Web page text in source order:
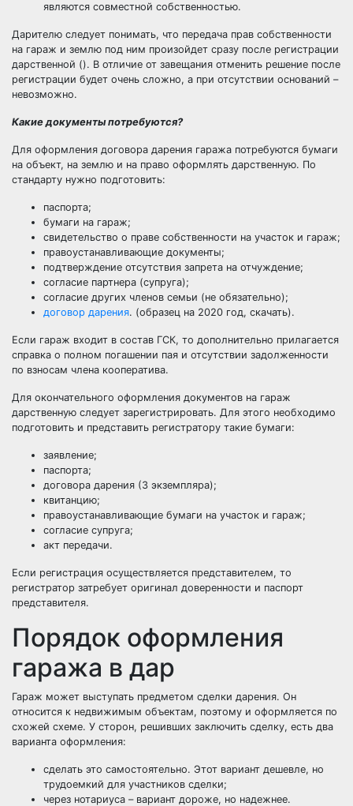
являются совместной собственностью.
Дарителю следует понимать, что передача прав собственности
на гараж и землю под ним произойдет сразу после регистрации
дарственной (). В отличие от завещания отменить решение после
регистрации будет очень сложно, а при отсутствии оснований –
невозможно.
Какие документы потребуются?
Для оформления договора дарения гаража потребуются бумаги
на объект, на землю и на право оформлять дарственную. По
стандарту нужно подготовить:
паспорта;
бумаги на гараж;
свидетельство о праве собственности на участок и гараж;
правоустанавливающие документы;
подтверждение отсутствия запрета на отчуждение;
согласие партнера (супруга);
согласие других членов семьи (не обязательно);
договор дарения. (образец на 2020 год, скачать).
Если гараж входит в состав ГСК, то дополнительно прилагается
справка о полном погашении пая и отсутствии задолженности
по взносам члена кооператива.
Для окончательного оформления документов на гараж
дарственную следует зарегистрировать. Для этого необходимо
подготовить и представить регистратору такие бумаги:
заявление;
паспорта;
договора дарения (3 экземпляра);
квитанцию;
правоустанавливающие бумаги на участок и гараж;
согласие супруга;
акт передачи.
Если регистрация осуществляется представителем, то
регистратор затребует оригинал доверенности и паспорт
представителя.
Порядок оформления
гаража в дар
Гараж может выступать предметом сделки дарения. Он
относится к недвижимым объектам, поэтому и оформляется по
схожей схеме. У сторон, решивших заключить сделку, есть два
варианта оформления:
сделать это самостоятельно. Этот вариант дешевле, но
трудоемкий для участников сделки;
через нотариуса – вариант дороже, но надежнее.